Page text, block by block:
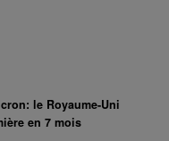
le Royaume-Uni
en 7 mois